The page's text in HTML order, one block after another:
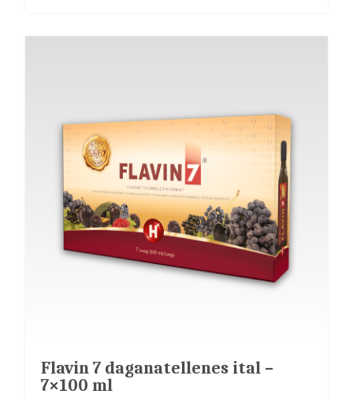
Flavin 7 daganatellenes ital –
7×100 ml